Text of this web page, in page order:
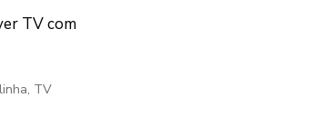
TV com
, TV